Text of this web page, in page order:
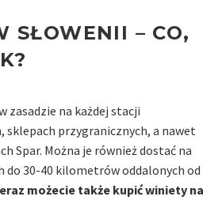
SŁOWENII – CO,
?
zasadzie na każdej stacji
sklepach przygranicznych, a nawet
Spar. Można je również dostać na
do 30-40 kilometrów oddalonych od
możecie także kupić winiety na